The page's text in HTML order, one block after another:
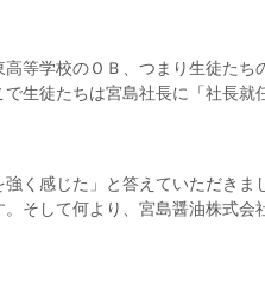
等学校のＯＢ、つまり生徒たち
生徒たちは宮島社長に「社長就
く感じた」と答えていただきま
そして何より、宮島醤油株式会